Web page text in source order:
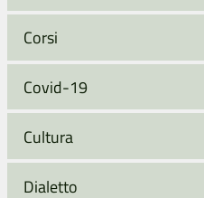
Corsi
Covid-19
Cultura
Dialetto